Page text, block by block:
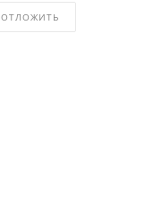
ОТЛОЖИТЬ